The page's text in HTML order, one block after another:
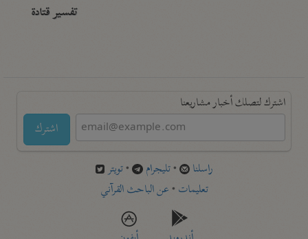
تفسير قتادة
اشترك لتصلك أخبار مشاريعنا
اشترك
راسلنا •تليجرام •تويتر
تعليمات •عن الباحث القرآني